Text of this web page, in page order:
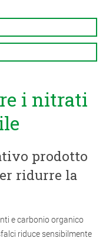
i nitrati
prodotto
ridurre la
e carbonio organico
riduce sensibilmente